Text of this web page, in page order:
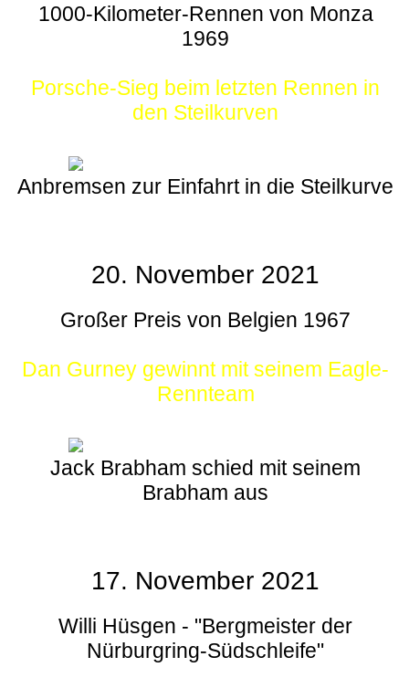
1000-Kilometer-Rennen von Monza
1969
Porsche-Sieg beim letzten Rennen in
den Steilkurven
Anbremsen zur Einfahrt in die Steilkurve
20. November 2021
Großer Preis von Belgien 1967
Dan Gurney gewinnt mit seinem Eagle-
Rennteam
Jack Brabham schied mit seinem
Brabham aus
17. November 2021
Willi Hüsgen - "Bergmeister der
Nürburgring-Südschleife"